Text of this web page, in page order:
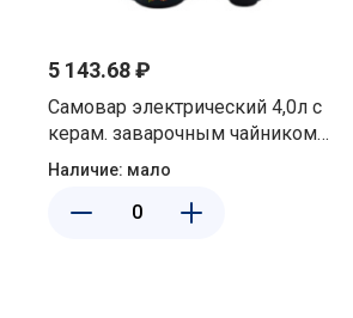
5 143.68 ₽
Самовар электрический 4,0л с
керам. заварочным чайником
1,0л, нержав. сталь и пластик,
430
Наличие: мало